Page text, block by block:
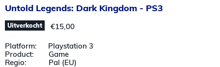
Untold Legends: Dark Kingdom - PS3
Uitverkocht Huidige prijs
€15,00
Platform: Playstation 3
Product: Game
Regio: Pal (EU)